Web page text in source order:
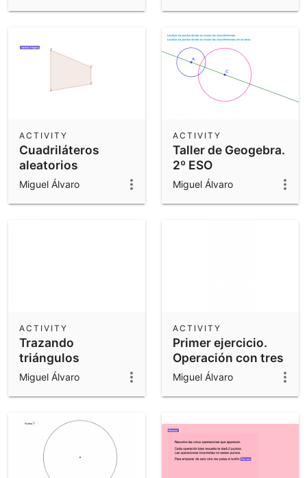
Cuadriláteros
aleatorios
ACTIVITY
Miguel Álvaro
Taller de Geogebra.
2º ESO
ACTIVITY
Miguel Álvaro
Trazando
triángulos
ACTIVITY
Miguel Álvaro
Primer ejercicio.
Operación con tres
números
ACTIVITY
Miguel Álvaro